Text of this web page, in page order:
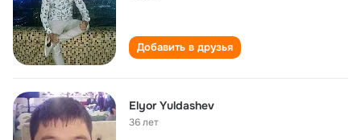
Добавить в друзья
Elyor Yuldashev
36 лет